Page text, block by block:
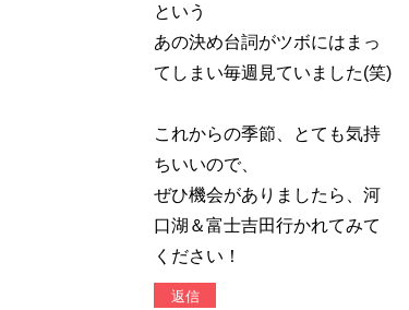
という
あの決め台詞がツボにはまっ
てしまい毎週見ていました(笑)
これからの季節、とても気持
ちいいので、
ぜひ機会がありましたら、河
口湖＆富士吉田行かれてみて
ください！
返信